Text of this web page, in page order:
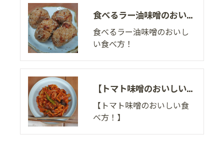
食べるラー油味噌のおいしい食べ方！
食べるラー油味噌のおいし
い食べ方！
【トマト味噌のおいしい食べ方！】
【トマト味噌のおいしい食
べ方！】